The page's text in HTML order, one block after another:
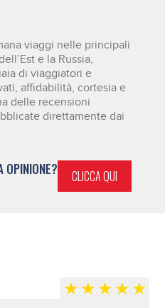
viaggi nelle principali
e la Russia,
di viaggiatori e
affidabilità, cortesia e
delle recensioni
direttamente dai
OPINIONE? CLICCA QUI